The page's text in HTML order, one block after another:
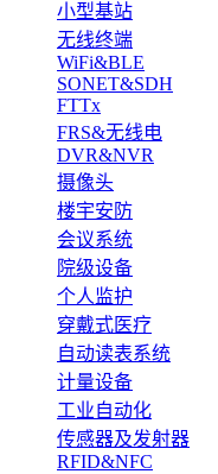
小型基站
无线终端
WiFi&BLE
SONET&SDH
FTTx
FRS&无线电
DVR&NVR
摄像头
楼宇安防
会议系统
院级设备
个人监护
穿戴式医疗
自动读表系统
计量设备
工业自动化
传感器及发射器
RFID&NFC